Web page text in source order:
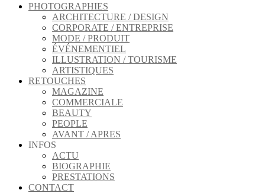
PHOTOGRAPHIES
ARCHITECTURE / DESIGN
CORPORATE / ENTREPRISE
MODE / PRODUIT
ÉVÉNEMENTIEL
ILLUSTRATION / TOURISME
ARTISTIQUES
RETOUCHES
MAGAZINE
COMMERCIALE
BEAUTY
PEOPLE
AVANT / APRES
INFOS
ACTU
BIOGRAPHIE
PRESTATIONS
CONTACT